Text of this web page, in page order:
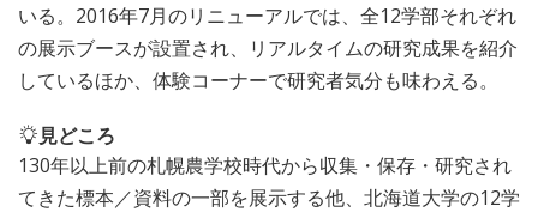
いる。2016年7月のリニューアルでは、全12学部それぞれ
の展示ブースが設置され、リアルタイムの研究成果を紹介
しているほか、体験コーナーで研究者気分も味わえる。
見どころ
130年以上前の札幌農学校時代から収集・保存・研究され
てきた標本／資料の一部を展示する他、北海道大学の12学